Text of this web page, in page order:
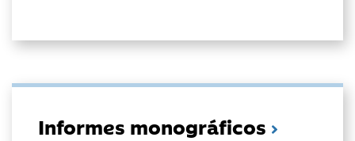
Informes monográficos